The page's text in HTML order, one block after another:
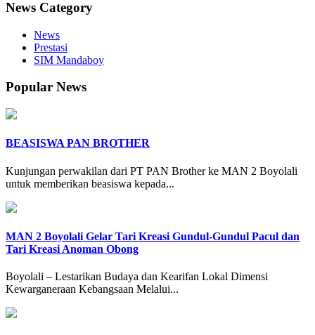
News Category
News
Prestasi
SIM Mandaboy
Popular News
BEASISWA PAN BROTHER
Kunjungan perwakilan dari PT PAN Brother ke MAN 2 Boyolali
untuk memberikan beasiswa kepada...
MAN 2 Boyolali Gelar Tari Kreasi Gundul-Gundul Pacul dan
Tari Kreasi Anoman Obong
Boyolali – Lestarikan Budaya dan Kearifan Lokal Dimensi
Kewarganeraan Kebangsaan Melalui...